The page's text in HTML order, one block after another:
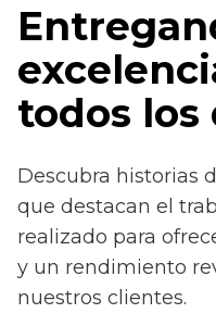
todos los
Descubra historias
que destacan el
realizado para
y un rendimiento
nuestros clientes.